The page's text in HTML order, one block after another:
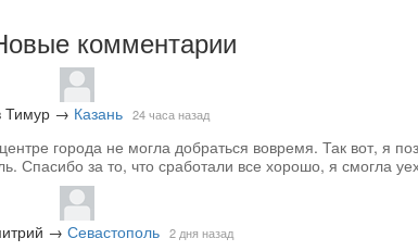
комментарии
Тимур → Казань 24 часа назад
города не могла добраться вовремя. Так вот, я
Спасибо за то, что сработали все хорошо, я смогла
→ Севастополь 2 дня назад